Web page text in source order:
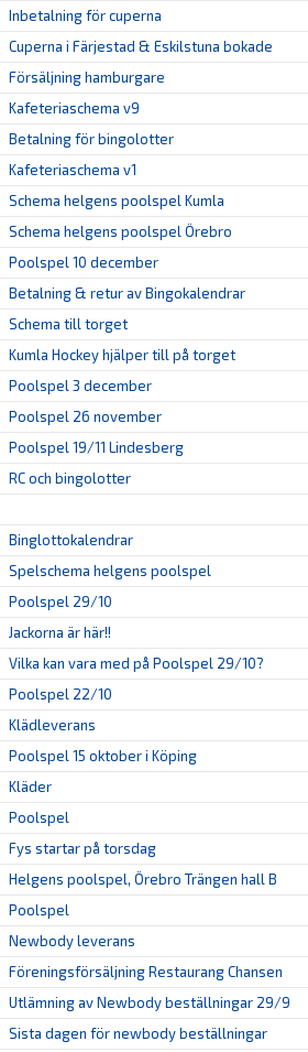
Inbetalning för cuperna
Cuperna i Färjestad & Eskilstuna bokade
Försäljning hamburgare
Kafeteriaschema v9
Betalning för bingolotter
Kafeteriaschema v1
Schema helgens poolspel Kumla
Schema helgens poolspel Örebro
Poolspel 10 december
Betalning & retur av Bingokalendrar
Schema till torget
Kumla Hockey hjälper till på torget
Poolspel 3 december
Poolspel 26 november
Poolspel 19/11 Lindesberg
RC och bingolotter
Binglottokalendrar
Spelschema helgens poolspel
Poolspel 29/10
Jackorna är här!!
Vilka kan vara med på Poolspel 29/10?
Poolspel 22/10
Klädleverans
Poolspel 15 oktober i Köping
Kläder
Poolspel
Fys startar på torsdag
Helgens poolspel, Örebro Trängen hall B
Poolspel
Newbody leverans
Föreningsförsäljning Restaurang Chansen
Utlämning av Newbody beställningar 29/9
Sista dagen för newbody beställningar